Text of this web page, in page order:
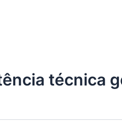
técnica